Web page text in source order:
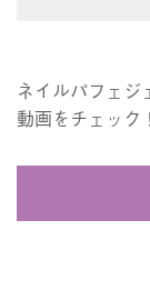
ネイルパフェジ
動画をチェック！